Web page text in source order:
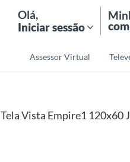
Olá,
Iniciar sessão
Assessor Virtual
Tela Vista Empire1 120x60